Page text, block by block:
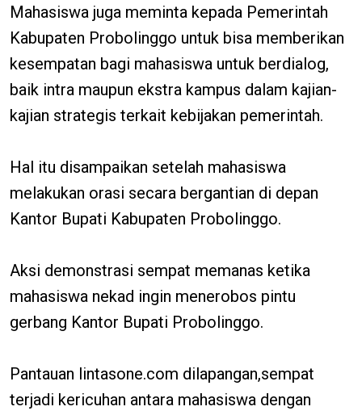
Mahasiswa juga meminta kepada Pemerintah
Kabupaten Probolinggo untuk bisa memberikan
kesempatan bagi mahasiswa untuk berdialog,
baik intra maupun ekstra kampus dalam kajian-
kajian strategis terkait kebijakan pemerintah.
Hal itu disampaikan setelah mahasiswa
melakukan orasi secara bergantian di depan
Kantor Bupati Kabupaten Probolinggo.
Aksi demonstrasi sempat memanas ketika
mahasiswa nekad ingin menerobos pintu
gerbang Kantor Bupati Probolinggo.
Pantauan lintasone.com dilapangan,sempat
terjadi kericuhan antara mahasiswa dengan